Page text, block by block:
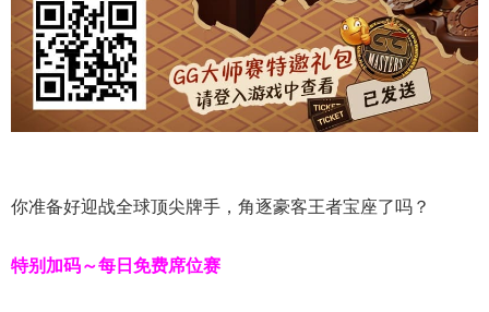
你准备好迎战全球顶尖牌手，角逐豪客王者宝座了吗？
特别加码～每日免费席位赛